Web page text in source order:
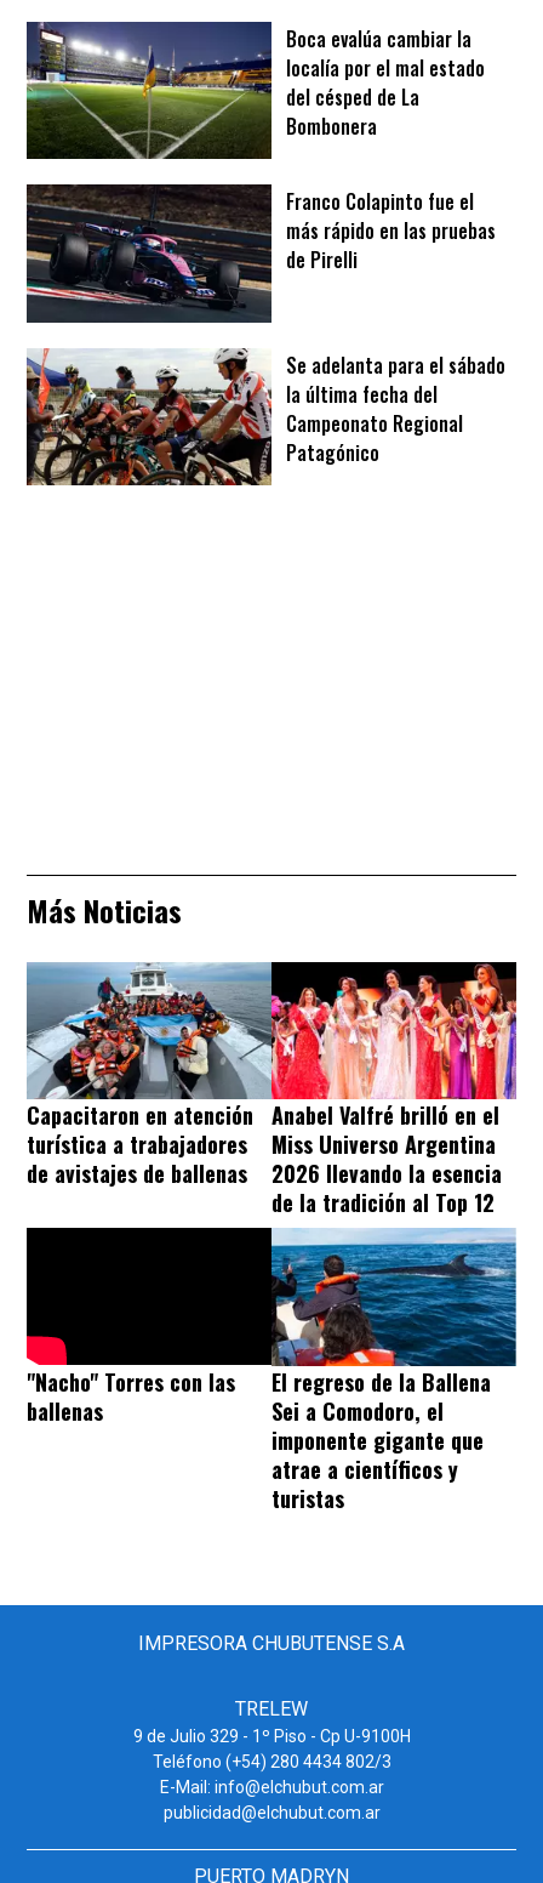
Boca evalúa cambiar la
localía por el mal estado
del césped de La
Bombonera
Franco Colapinto fue el
más rápido en las pruebas
de Pirelli
Se adelanta para el sábado
la última fecha del
Campeonato Regional
Patagónico
Más Noticias
Capacitaron en atención
turística a trabajadores
de avistajes de ballenas
Anabel Valfré brilló en el
Miss Universo Argentina
2026 llevando la esencia
de la tradición al Top 12
"Nacho" Torres con las
ballenas
El regreso de la Ballena
Sei a Comodoro, el
imponente gigante que
atrae a científicos y
turistas
IMPRESORA CHUBUTENSE S.A
TRELEW
9 de Julio 329 - 1º Piso - Cp U-9100H
Teléfono (+54) 280 4434 802/3
E-Mail: info@elchubut.com.ar
publicidad@elchubut.com.ar
PUERTO MADRYN